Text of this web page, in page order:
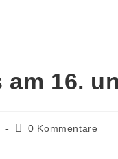
16.
0 Kommentare